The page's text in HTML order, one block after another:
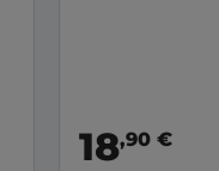
18,90 €